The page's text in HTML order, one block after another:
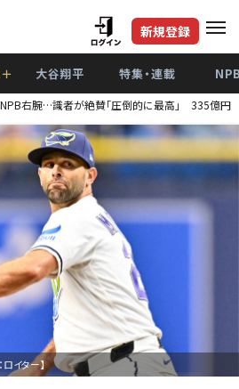
新規登録
大谷翔平 特集・連載
右腕…識者が絶賛「圧倒的に最高」 335億円
ロイター】